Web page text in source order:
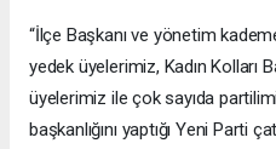
“İlçe Başkanı ve yönetim
yedek üyelerimiz, Kadın Kolları
üyelerimiz ile çok sayıda
başkanlığını yaptığı Yeni Parti